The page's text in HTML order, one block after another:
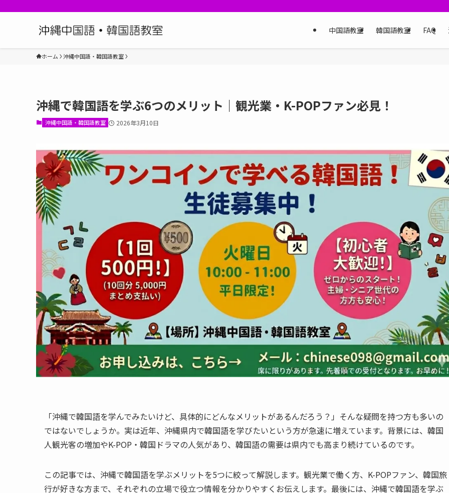
中国語教室 韓国語教室 FAQ
ホーム 沖縄中国語・韓国語教室
沖縄で韓国語を学ぶ6つのメリット｜観光業・K-POPファン必見！
沖縄中国語・韓国語教室 2026年3月10日
「沖縄で韓国語を学んでみたいけど、具体的にどんなメリットがあるんだろう？」そんな疑問を持つ方も多いの
ではないでしょうか。実は近年、沖縄県内で韓国語を学びたいという方が急速に増えています。背景には、韓国
人観光客の増加やK-POP・韓国ドラマの人気があり、韓国語の需要は県内でも高まり続けているのです。
この記事では、沖縄で韓国語を学ぶメリットを5つに絞って解説します。観光業で働く方、K-POPファン、韓国旅
行が好きな方まで、それぞれの立場で役立つ情報を分かりやすくお伝えします。最後には、沖縄で韓国語を学ぶ